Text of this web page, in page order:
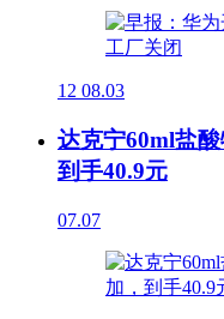
12 08.03
达克宁60ml盐
到手40.9元
07.07